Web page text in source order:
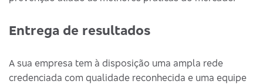
Entrega de resultados
A sua empresa tem à disposição uma ampla rede
credenciada com qualidade reconhecida e uma equipe